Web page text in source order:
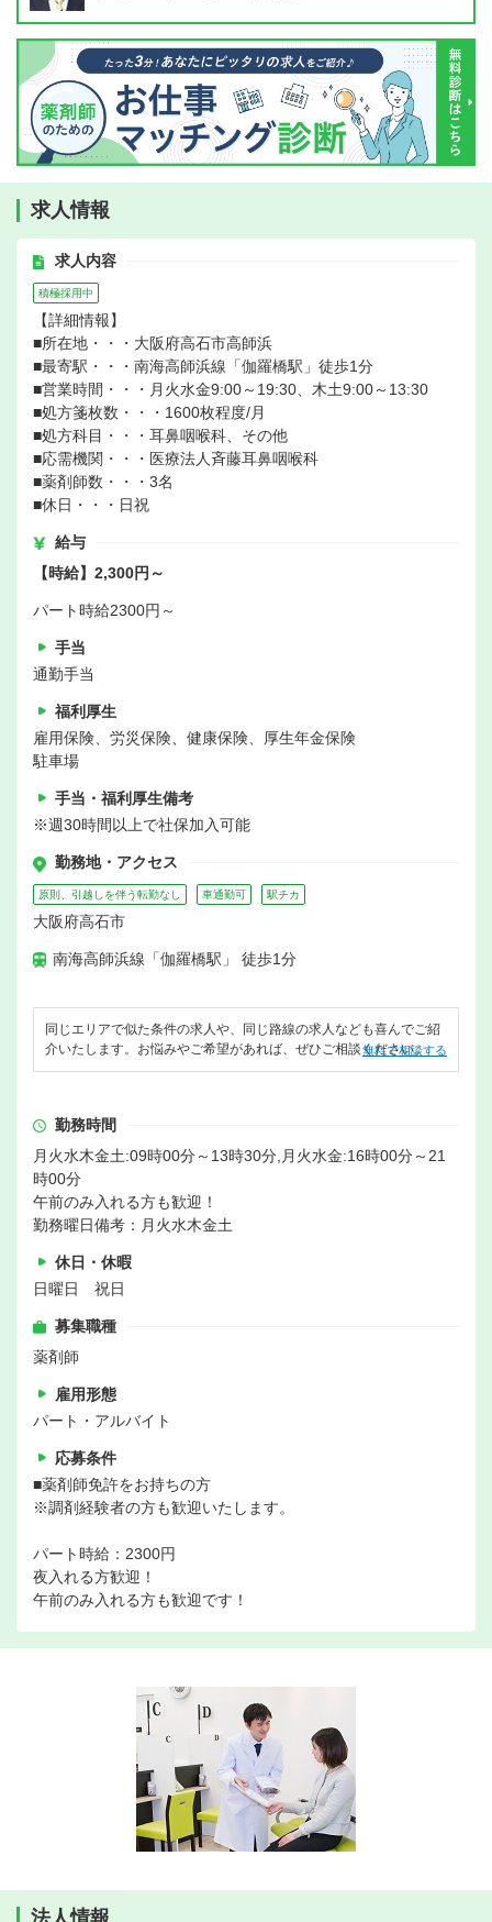
求人情報
求人内容
積極採用中
【詳細情報】
■所在地・・・大阪府高石市高師浜
■最寄駅・・・南海高師浜線「伽羅橋駅」徒歩1分
■営業時間・・・月火水金9:00～19:30、木土9:00～13:30
■処方箋枚数・・・1600枚程度/月
■処方科目・・・耳鼻咽喉科、その他
■応需機関・・・医療法人斉藤耳鼻咽喉科
■薬剤師数・・・3名
■休日・・・日祝
給与
【時給】2,300円～
パート時給2300円～
手当
通勤手当
福利厚生
雇用保険、労災保険、健康保険、厚生年金保険
駐車場
手当・福利厚生備考
※週30時間以上で社保加入可能
勤務地・アクセス
原則、引越しを伴う転勤なし 車通勤可 駅チカ
大阪府高石市
南海高師浜線「伽羅橋駅」 徒歩1分
同じエリアで似た条件の求人や、同じ路線の求人なども喜んでご紹
介いたします。お悩みやご希望があれば、ぜひご相談ください。
無料で相談する
勤務時間
月火水木金土:09時00分～13時30分,月火水金:16時00分～21
時00分
午前のみ入れる方も歓迎！
勤務曜日備考：月火水木金土
休日・休暇
日曜日 祝日
募集職種
薬剤師
雇用形態
パート・アルバイト
応募条件
■薬剤師免許をお持ちの方
※調剤経験者の方も歓迎いたします。
パート時給：2300円
夜入れる方歓迎！
午前のみ入れる方も歓迎です！
法人情報